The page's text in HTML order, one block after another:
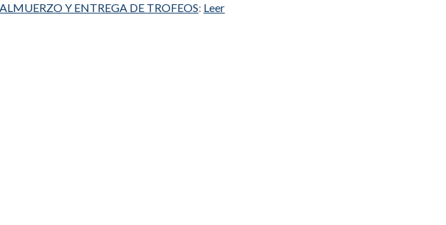
Y ENTREGA DE TROFEOS: Leer